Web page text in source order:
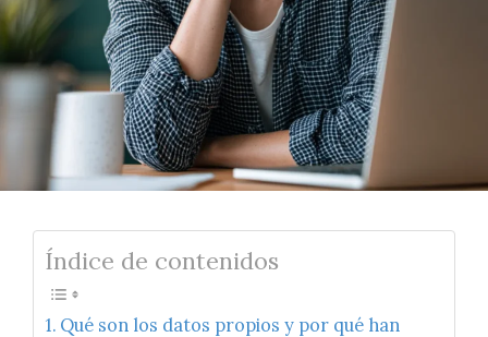
Índice de contenidos
Qué son los datos propios y por qué han